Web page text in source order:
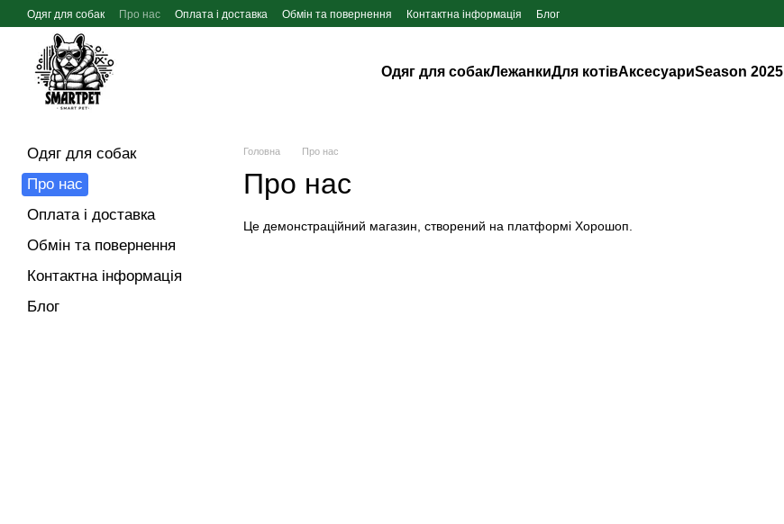
Перейти до основного контенту
Одяг для собак Про нас Оплата і доставка Обмін та повернення Контактна інформація Блог
Одяг для собакЛежанкиДля котівАксесуариSeason 2025
Головна Про нас
Про нас
Це демонстраційний магазин, створений на платформі Хорошоп
Одяг для собак
Про нас
Оплата і доставка
Обмін та повернення
Контактна інформація
Блог